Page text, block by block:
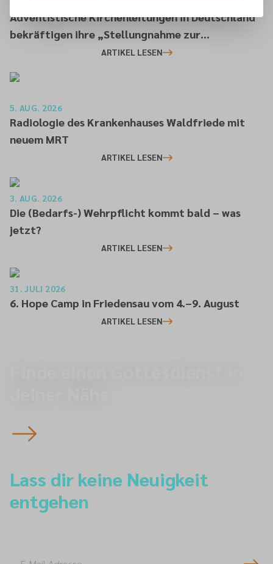
Adventistische Kirchenleitungen in Deutschland
bekräftigen ihre „Stellungnahme zur
gesellschaftlichen Situation“
ARTIKEL LESEN
5. AUG. 2026
Radiologie des Krankenhauses Waldfriede mit
neuem MRT
ARTIKEL LESEN
3. AUG. 2026
Die (Bedarfs-) Wehrpflicht kommt bald – was
jetzt?
ARTIKEL LESEN
31. JULI 2026
6. Hope Camp in Friedensau vom 4.–9. August
ARTIKEL LESEN
Lass dir keine Neuigkeit
entgehen